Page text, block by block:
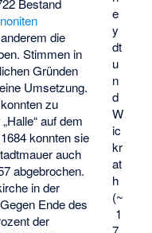
e
y
dt
u
n
d
W
ic
kr
at
h
(~
1
Bestand
die
Stimmen in
Gründen
Umsetzung.
zu
auf dem
konnten sie
auch
abgebrochen.
in der
Ende des
der